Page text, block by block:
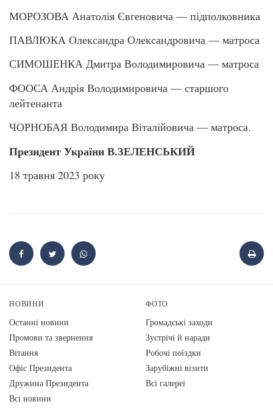
МОРОЗОВА Анатолія Євгеновича — підполковника
ПАВЛЮКА Олександра Олександровича — матроса
СИМОШЕНКА Дмитра Володимировича — матроса
ФООСА Андрія Володимировича — старшого
лейтенанта
ЧОРНОБАЯ Володимира Віталійовича — матроса.
Президент України В.ЗЕЛЕНСЬКИЙ
18 травня 2023 року
НОВИНИ
Останні новини
Промови та звернення
Вiтання
Офіс Президента
Дружина Президента
Всі новини
ФОТО
Громадські заходи
Зустрічі й наради
Робочі поїздки
Зарубіжні візити
Всі галереї